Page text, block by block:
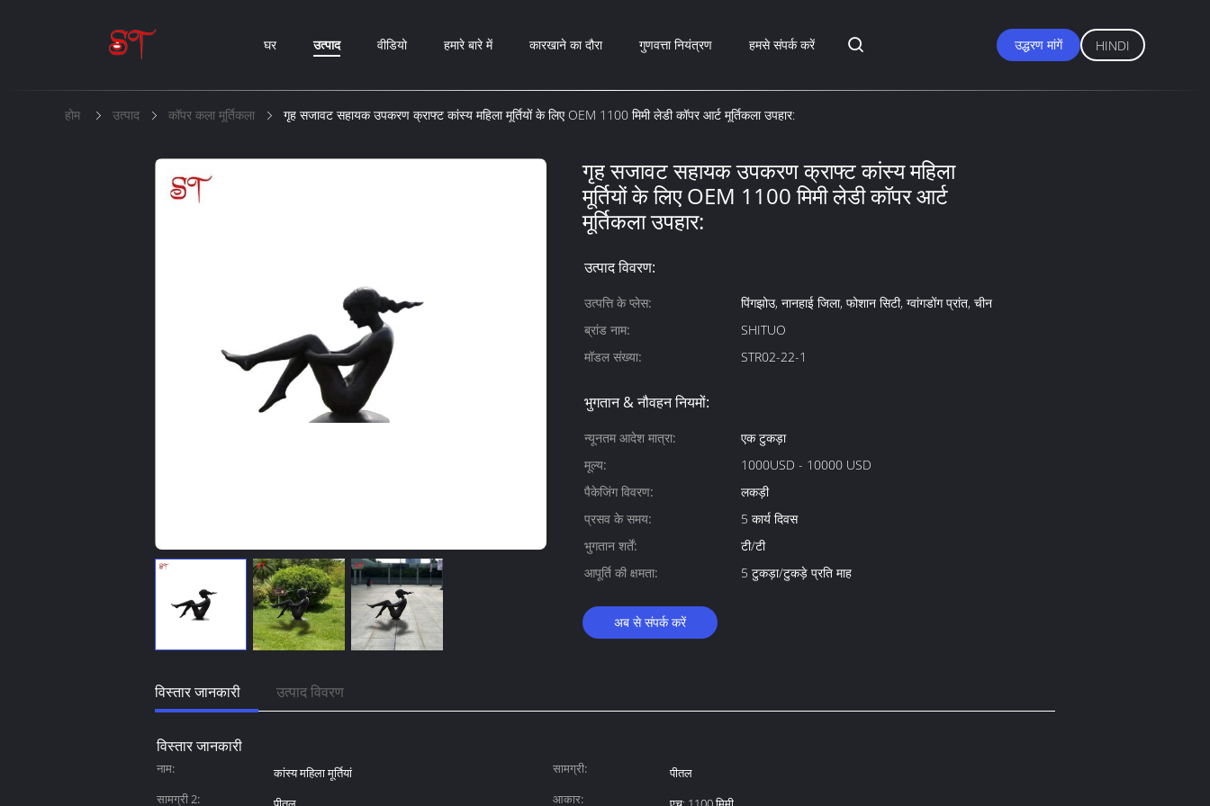
घर उत्पाद वीडियो हमारे बारे में कारखाने का दौरा गुणवत्ता नियंत्रण हमसे संपर्क करें उद्धरण मांगें HINDI
होम उत्पाद कॉपर कला मूर्तिकला गृह सजावट सहायक उपकरण क्राफ्ट कांस्य महिला मूर्तियों के लिए OEM 1100 मिमी लेडी कॉपर आर्ट मूर्तिकला उपहार:
गृह सजावट सहायक उपकरण क्राफ्ट कांस्य महिला
मूर्तियों के लिए OEM 1100 मिमी लेडी कॉपर आर्ट
मूर्तिकला उपहार:
उत्पाद विवरण:
उत्पत्ति के प्लेस:
पिंगझोउ, नानहाई जिला, फोशान सिटी, ग्वांगडोंग प्रांत, चीन
ब्रांड नाम:
SHITUO
मॉडल संख्या:
STR02-22-1
भुगतान & नौवहन नियमों:
न्यूनतम आदेश मात्रा:
एक टुकड़ा
मूल्य:
1000USD - 10000 USD
पैकेजिंग विवरण:
लकड़ी
प्रसव के समय:
5 कार्य दिवस
भुगतान शर्तें:
टी/टी
आपूर्ति की क्षमता:
5 टुकड़ा/टुकड़े प्रति माह
अब से संपर्क करें
विस्तार जानकारी उत्पाद विवरण
विस्तार जानकारी
नाम: कांस्य महिला मूर्तियां सामग्री:
पीतल
सामग्री 2:
आकार: